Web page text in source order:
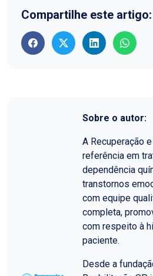
Compartilhe este artigo:
Sobre o autor:
A Recuperação
referência em
dependência
transtornos
com equipe
completa,
com respeito à
paciente.
Desde a